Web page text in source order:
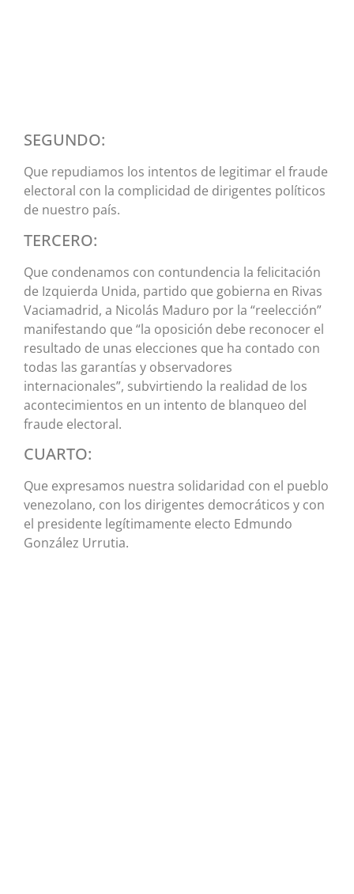
SEGUNDO:
Que repudiamos los intentos de legitimar el fraude
electoral con la complicidad de dirigentes políticos
de nuestro país.
TERCERO:
Que condenamos con contundencia la felicitación
de Izquierda Unida, partido que gobierna en Rivas
Vaciamadrid, a Nicolás Maduro por la “reelección”
manifestando que “la oposición debe reconocer el
resultado de unas elecciones que ha contado con
todas las garantías y observadores
internacionales”, subvirtiendo la realidad de los
acontecimientos en un intento de blanqueo del
fraude electoral.
CUARTO:
Que expresamos nuestra solidaridad con el pueblo
venezolano, con los dirigentes democráticos y con
el presidente legítimamente electo Edmundo
González Urrutia.